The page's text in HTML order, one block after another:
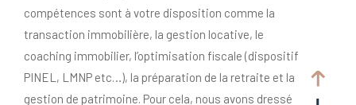
compétences sont à votre disposition comme la
transaction immobilière, la gestion locative, le
coaching immobilier, l’optimisation fiscale (dispositif
PINEL, LMNP etc…), la préparation de la retraite et la
gestion de patrimoine. Pour cela, nous avons dressé